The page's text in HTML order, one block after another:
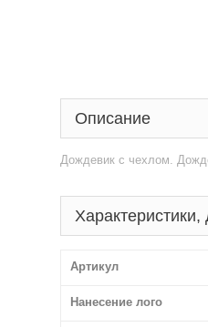
Описание
Дождевик с чехлом.
Характеристики,
Артикул
Нанесение лого